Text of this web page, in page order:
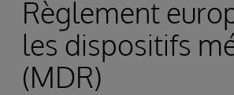
Règlement
les dispositifs
(MDR)